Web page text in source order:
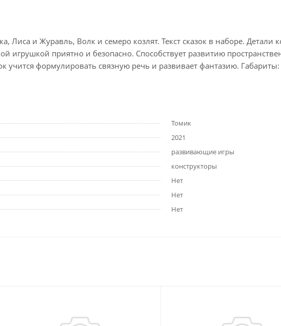
Лиса и Журавль, Волк и семеро козлят. Текст сказок в наборе.
игрушкой приятно и безопасно. Способствует развитию
учится формулировать связную речь и развивает фантазию. Габариты:
Томик
2021
развивающие игры
конструкторы
Нет
Нет
Нет